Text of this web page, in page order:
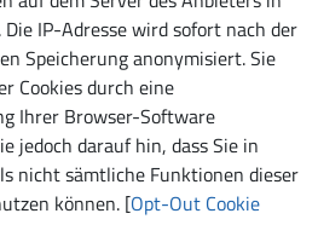
IP-Adresse wird sofort nach der
Speicherung anonymisiert. Sie
Cookies durch eine
Ihrer Browser-Software
jedoch darauf hin, dass Sie in
nicht sämtliche Funktionen dieser
können. [Opt-Out Cookie